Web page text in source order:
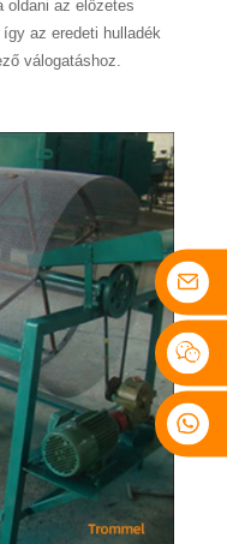
oldani az előzetes
az eredeti hulladék
válogatáshoz.